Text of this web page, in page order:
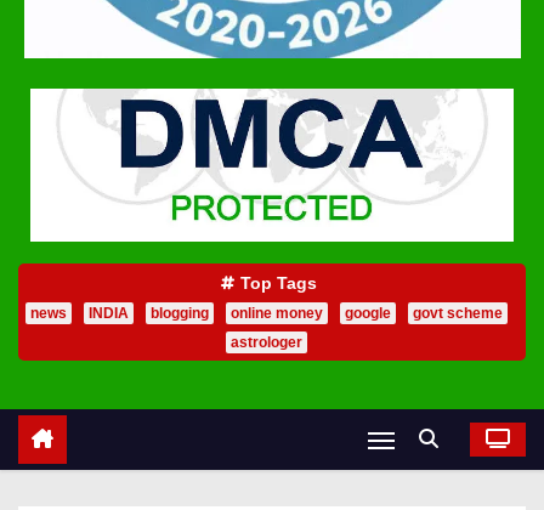
Top Tags
news INDIA blogging online money google
govt scheme
astrologer